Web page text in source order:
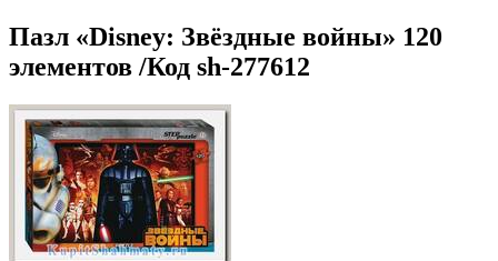
Пазл «Disney: Звёздные войны» 120
элементов /Код sh-277612